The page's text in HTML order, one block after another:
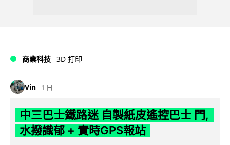
商業科技 3D 打印
Vin 1 日
中三巴士鐵路迷 自製紙皮遙控巴士 門,
水撥識郁 + 實時GPS報站